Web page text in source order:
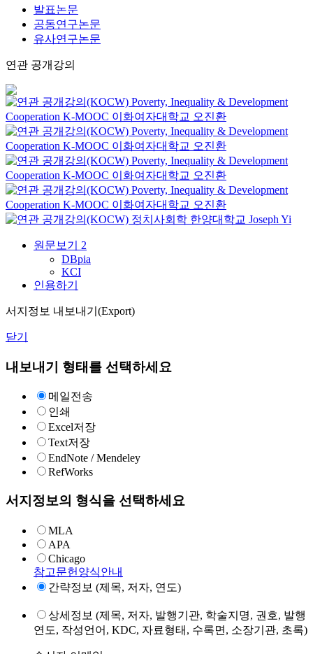
발표논문
공동연구논문
유사연구논문
연관 공개강의
Poverty, Inequality & Development
Cooperation K-MOOC 이화여자대학교 오진환
Poverty, Inequality & Development
Cooperation K-MOOC 이화여자대학교 오진환
Poverty, Inequality & Development
Cooperation K-MOOC 이화여자대학교 오진환
Poverty, Inequality & Development
Cooperation K-MOOC 이화여자대학교 오진환
정치사회학 한양대학교 Joseph Yi
원문보기 2
DBpia
KCI
인용하기
서지정보 내보내기(Export)
닫기
내보내기 형태를 선택하세요
메일전송
인쇄
Excel저장
Text저장
EndNote / Mendeley
RefWorks
서지정보의 형식을 선택하세요
MLA
APA
Chicago
참고문헌양식안내
간략정보 (제목, 저자, 연도)
상세정보 (제목, 저자, 발행기관, 학술지명, 권호, 발행
연도, 작성언어, KDC, 자료형태, 수록면, 소장기관, 초록)